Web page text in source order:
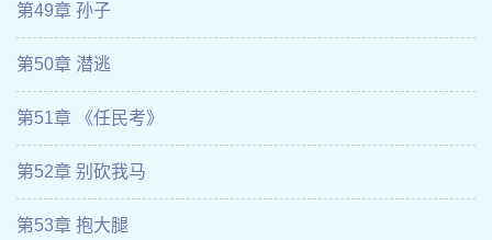
第49章 孙子
第50章 潜逃
第51章 《任民考》
第52章 别砍我马
第53章 抱大腿